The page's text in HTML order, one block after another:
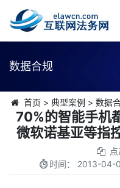
数据合规
首页 > 典型案例 > 数据
70%的智能手机
微软诺基亚等指
时间： 2013-04-